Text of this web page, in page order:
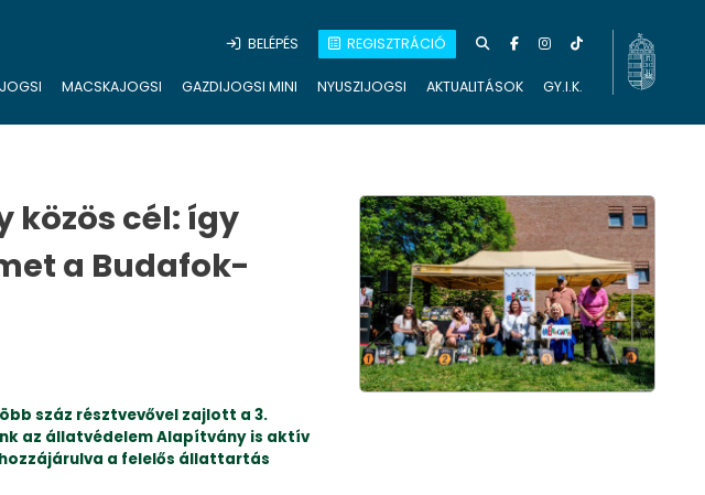
MACSKAJOGSI GAZDIJOGSI MINI NYUSZIJOGSI AKTUALITÁSOK GY.I.K.
BELÉPÉS REGISZTRÁCIÓ
közös cél: így
a Budafok-
száz résztvevővel zajlott a 3.
az állatvédelem Alapítvány is aktív
a felelős állattartás